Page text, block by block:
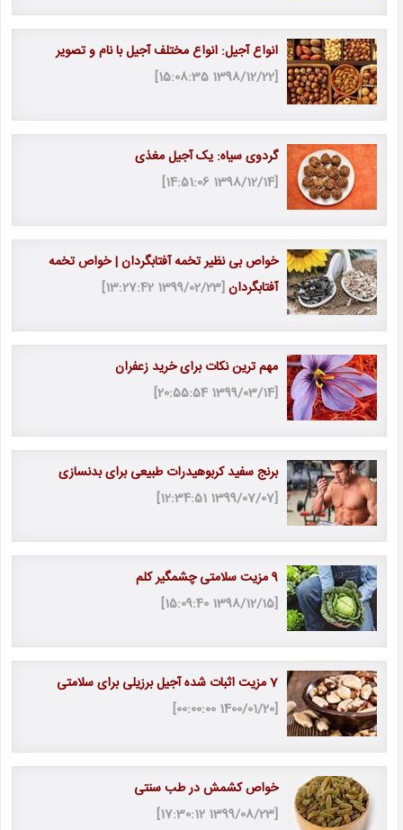
انواع آجیل: انواع مختلف آجیل با نام و تصویر
[1398/12/22 15:08:35]
گردوی سیاه: یک آجیل مغذی
[1398/12/14 14:51:06]
خواص بی نظیر تخمه آفتابگردان | خواص تخمه
آفتابگردان[1399/02/23 13:27:42]
مهم ترین نکات برای خرید زعفران
[1399/03/14 20:55:54]
برنج سفید کربوهیدرات طبیعی برای بدنسازی
[1399/07/07 12:34:51]
9 مزیت سلامتی چشمگیر کلم
[1398/12/15 15:09:40]
7 مزیت اثبات شده آجیل برزیلی برای سلامتی
[1400/01/20 00:00:00]
خواص کشمش در طب سنتی
[1399/08/23 17:30:12]